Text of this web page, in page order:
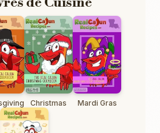
Christmas Mardi Gras